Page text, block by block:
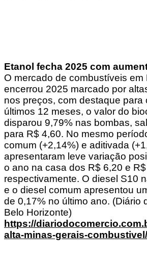
Etanol fecha 2025 com
O mercado de combustíveis em
encerrou 2025 marcado por
nos preços, com destaque para
últimos 12 meses, o valor do
disparou 9,79% nas bombas,
para R$ 4,60. No mesmo
comum (+2,14%) e aditivada
apresentaram leve variação
o ano na casa dos R$ 6,20 e
respectivamente. O diesel S10
e o diesel comum apresentou
de 0,17% no último ano. (Diário
Belo Horizonte)
https://
alta-minas-gerais-combustivel/